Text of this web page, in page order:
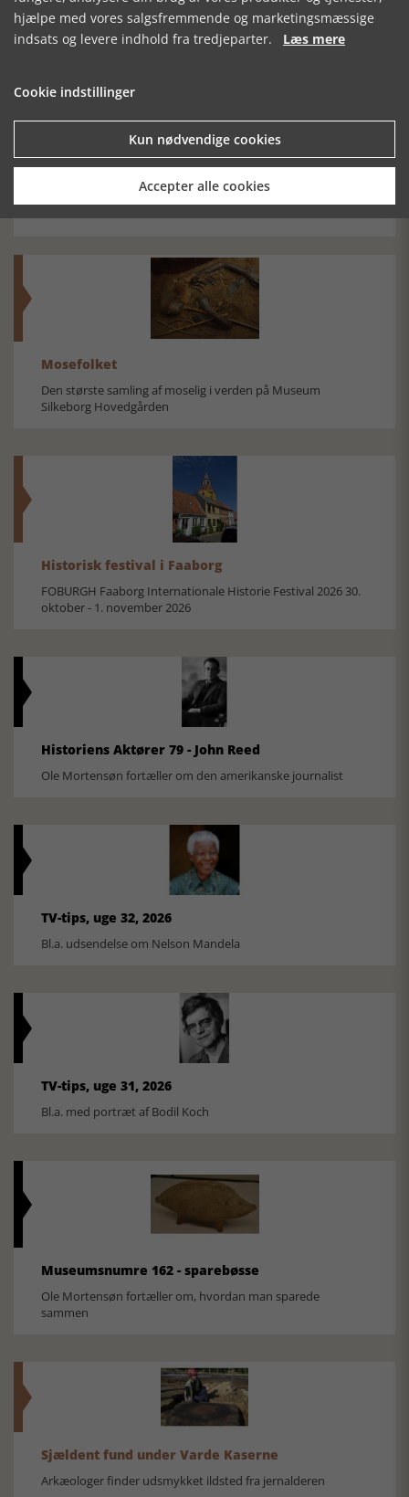
SE RELATEREDE ARTIKLER
TØNDERMARSKENTRAP DANMARK
14: VARDE,
ESBJERG, FANØ
UNDERDANMARK
Mosefolket
Den største samling af moselig i verden på Museum
Silkeborg Hovedgården
Historisk festival i Faaborg
FOBURGH Faaborg Internationale Historie Festival 2026 30.
oktober - 1. november 2026
Historiens Aktører 79 - John Reed
Ole Mortensøn fortæller om den amerikanske journalist
TV-tips, uge 32, 2026
Bl.a. udsendelse om Nelson Mandela
TV-tips, uge 31, 2026
Bl.a. med portræt af Bodil Koch
Museumsnumre 162 - sparebøsse
Ole Mortensøn fortæller om, hvordan man sparede
sammen
Sjældent fund under Varde Kaserne
Arkæologer finder udsmykket ildsted fra jernalderen
hjælpe med vores salgsfremmende og marketingsmæssige
indsats og levere indhold fra tredjeparter. Læs mere
Cookie indstillinger
Kun nødvendige cookies
Accepter alle cookies